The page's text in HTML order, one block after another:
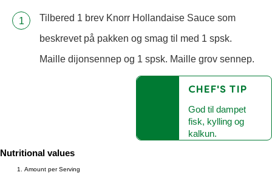
Tilbered 1 brev Knorr Hollandaise Sauce som
beskrevet på pakken og smag til med 1 spsk.
Maille dijonsennep og 1 spsk. Maille grov sennep.
CHEF'S TIP
God til dampet
fisk, kylling og
kalkun.
Nutritional values
Amount per Serving